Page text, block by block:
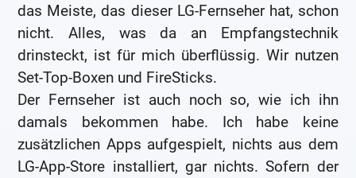
das Meiste, das dieser LG-Fernseher hat, schon
nicht. Alles, was da an Empfangstechnik
drinsteckt, ist für mich überflüssig. Wir nutzen
Set-Top-Boxen und FireSticks.
Der Fernseher ist auch noch so, wie ich ihn
damals bekommen habe. Ich habe keine
zusätzlichen Apps aufgespielt, nichts aus dem
LG-App-Store installiert, gar nichts. Sofern der